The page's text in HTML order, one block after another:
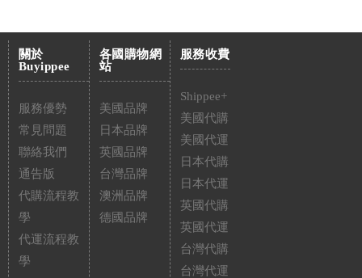
關於
Buyippee
服務優勢
常見問題
聯絡我們
通告版
代購流程教
學
代運流程教
學
各國購物網
站
美國品牌
日本品牌
英國品牌
台灣品牌
澳洲品牌
德國品牌
服務收費
Shippee+
美國代購
美國代運
日本代購
日本代運
英國代購
英國代運
台灣代購
台灣代運